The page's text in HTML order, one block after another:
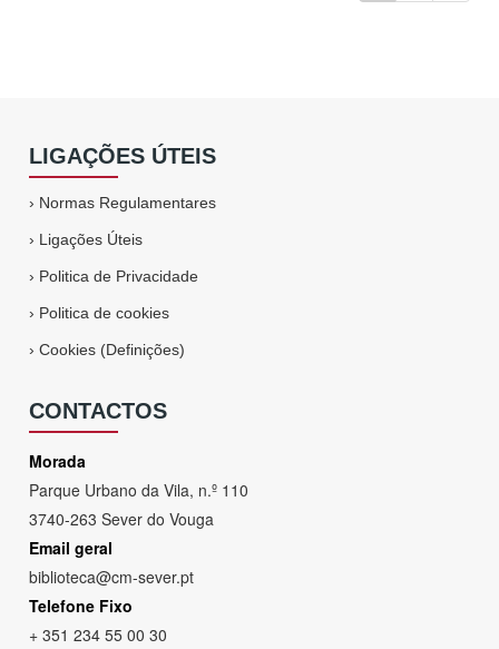
LIGAÇÕES ÚTEIS
› Normas Regulamentares
› Ligações Úteis
› Politica de Privacidade
› Politica de cookies
›Cookies (Definições)
CONTACTOS
Morada
Parque Urbano da Vila, n.º 110
3740-263 Sever do Vouga
Email geral
biblioteca@cm-sever.pt
Telefone Fixo
+ 351 234 55 00 30